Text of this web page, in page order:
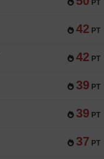
PT
42 PT
42 PT
39 PT
39 PT
37 PT